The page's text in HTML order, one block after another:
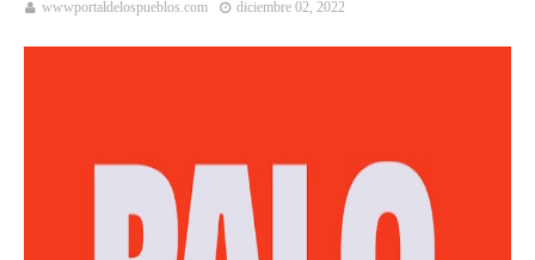
wwwportaldelospueblos.com diciembre 02, 2022